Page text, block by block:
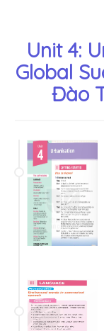
Unit 4:
Global
Đào